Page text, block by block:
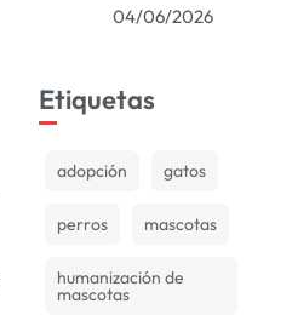
04/06/2026
Etiquetas
adopción gatos
perros mascotas
humanización de
mascotas